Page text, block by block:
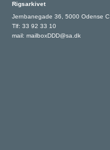
Rigsarkivet
Jernbanegade 36, 5000 Odense C
Tlf: 33 92 33 10
mail: mailboxDDD@sa.dk